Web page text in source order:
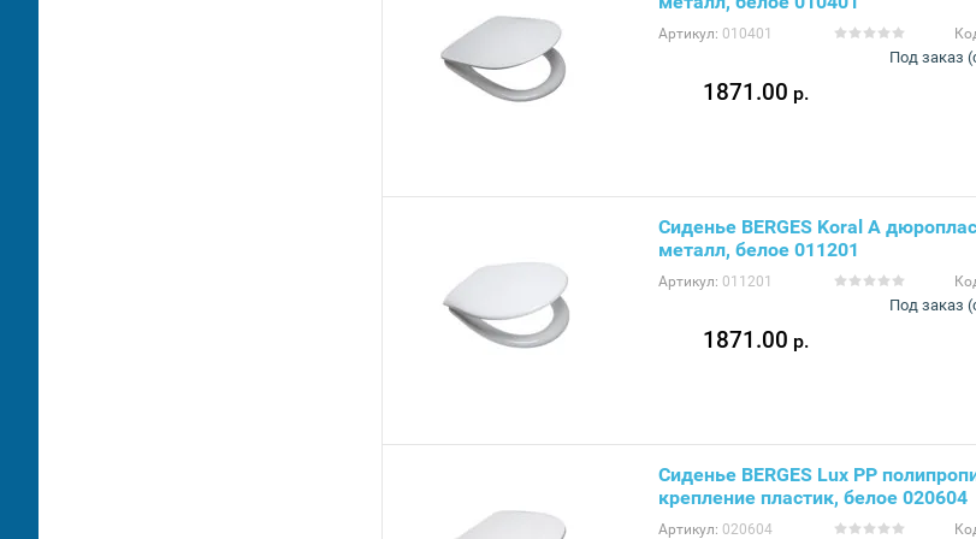
Артикул: 010401
Под заказ
1871.00 р.
Сиденье BERGES Koral А
металл, белое 011201
Артикул: 011201
Под заказ
1871.00 р.
Сиденье BERGES Lux PP
крепление пластик, белое 020604
Артикул: 020604